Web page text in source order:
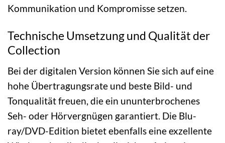
Kommunikation und Kompromisse setzen.
Technische Umsetzung und Qualität der
Collection
Bei der digitalen Version können Sie sich auf eine
hohe Übertragungsrate und beste Bild- und
Tonqualität freuen, die ein ununterbrochenes
Seh- oder Hörvergnügen garantiert. Die Blu-
ray/DVD-Edition bietet ebenfalls eine exzellente